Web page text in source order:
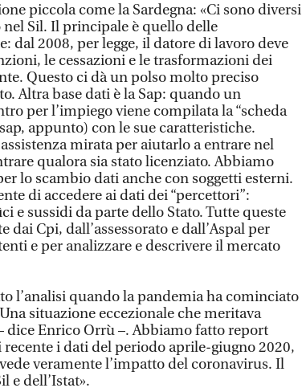
piccola come la Sardegna: «Ci sono diversi
Sil. Il principale è quello delle
dal 2008, per legge, il datore di lavoro deve
le cessazioni e le trasformazioni dei
Questo ci dà un polso molto preciso
Altra base dati è la Sap: quando un
per l’impiego viene compilata la “scheda
appunto) con le sue caratteristiche.
mirata per aiutarlo a entrare nel
qualora sia stato licenziato. Abbiamo
lo scambio dati anche con soggetti esterni.
di accedere ai dati dei “percettori”:
e sussidi da parte dello Stato. Tutte queste
Cpi, dall’assessorato e dall’Aspal per
e per analizzare e descrivere il mercato
l’analisi quando la pandemia ha cominciato
situazione eccezionale che meritava
dice Enrico Orrù –. Abbiamo fatto report
i dati del periodo aprile-giugno 2020,
veramente l’impatto del coronavirus. Il
e dell’Istat».